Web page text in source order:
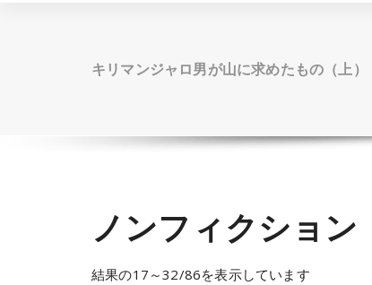
キリマンジャロ男が山に求めたもの（上）
ノンフィクション
結果の17～32/86を表示しています